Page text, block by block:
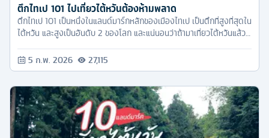
ตึกไทเป 101 ไปเที่ยวไต้หวันต้องห้ามพลาด
ตึกไทเป 101 เป็นหนึ่งในแลนด์มาร์กหลักของเมืองไทเป เป็นตึกที่สูงที่สุดใน
ไต้หวัน และสูงเป็นอันดับ 2 ของโลก และแน่นอนว่าถ้ามาเที่ยวไต้หวันแล้ว
5 ก.พ. 2026 27,115